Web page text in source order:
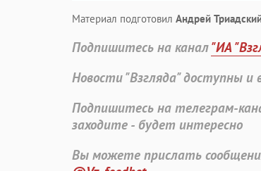
Материал подготовил Андрей
Подпишитесь на канал"ИА
Новости "Взгляда" доступны и
Подпишитесь на телеграм-
заходите - будет интересно
Вы можете прислать